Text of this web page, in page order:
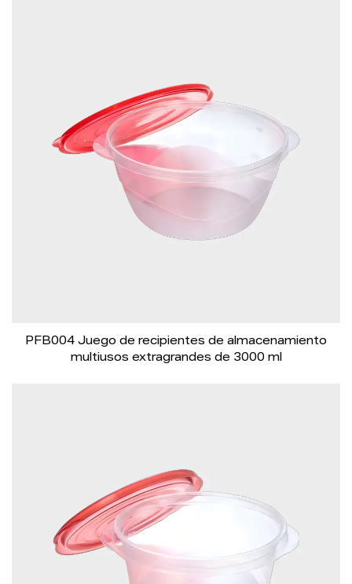
PFB004 Juego de recipientes de almacenamiento
multiusos extragrandes de 3000 ml